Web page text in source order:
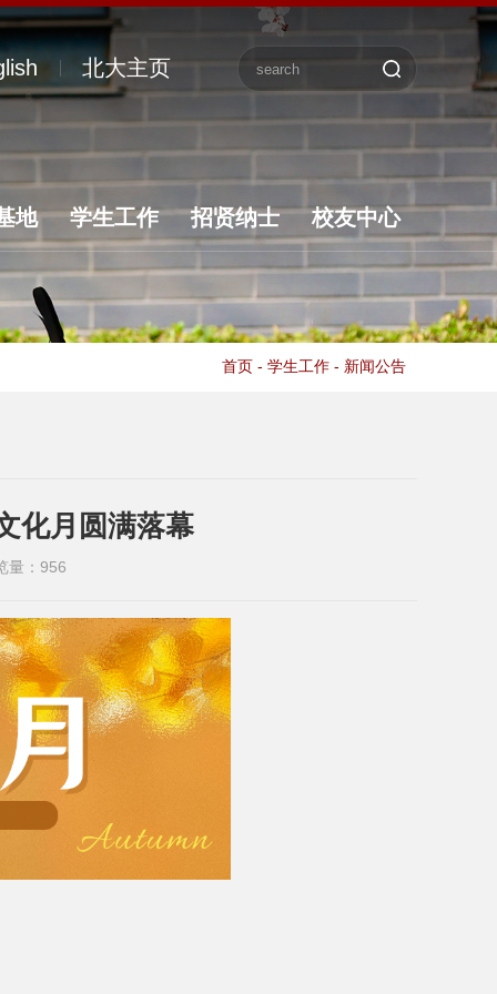
北大主页
地 学生工作 招贤纳士 校友中心
首页 - 学生工作 - 新闻公告
化月圆满落幕
量： 956